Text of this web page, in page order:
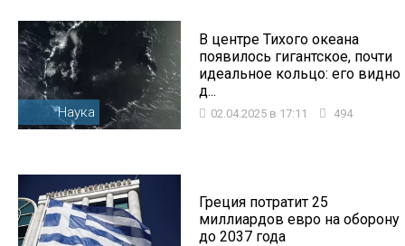
Наука
В центре Тихого океана
появилось гигантское, почти
идеальное кольцо: его видно
д...
02.04.2025 в 17:11 494
Греция потратит 25
миллиардов евро на оборону
до 2037 года